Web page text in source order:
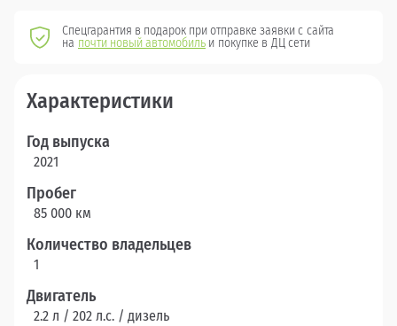
Спецгарантия в подарок при отправке заявки с сайта
на почти новый автомобиль и покупке в ДЦ сети
Характеристики
Год выпуска
2021
Пробег
85 000 км
Количество владельцев
1
Двигатель
2.2 л / 202 л.c. / дизель